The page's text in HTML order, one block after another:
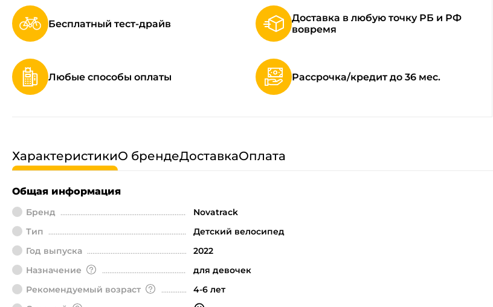
Бесплатный тест-драйв
Доставка в любую точку РБ и РФ
вовремя
Любые способы оплаты Рассрочка/кредит до 36 мес.
ХарактеристикиО брендеДоставкаОплата
Общая информация
Бренд
Novatrack
Тип
Детский велосипед
Год выпуска
2022
Назначение
для девочек
Рекомендуемый возраст
4-6 лет